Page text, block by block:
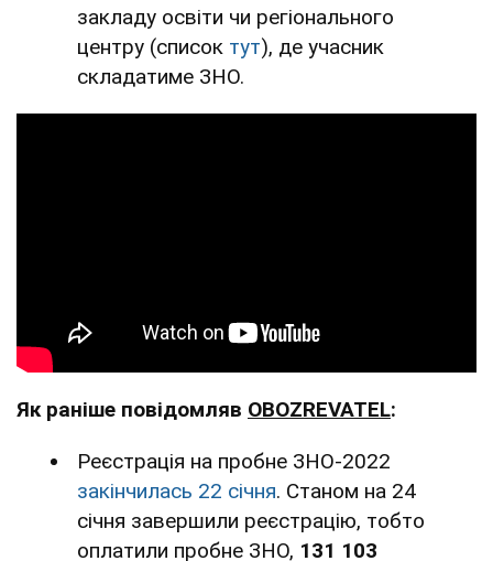
закладу освіти чи регіонального
центру (список тут), де учасник
складатиме ЗНО.
Як раніше повідомляв OBOZREVATEL:
Реєстрація на пробне ЗНО-2022
закінчилась 22 січня. Станом на 24
січня завершили реєстрацію, тобто
оплатили пробне ЗНО, 131 103